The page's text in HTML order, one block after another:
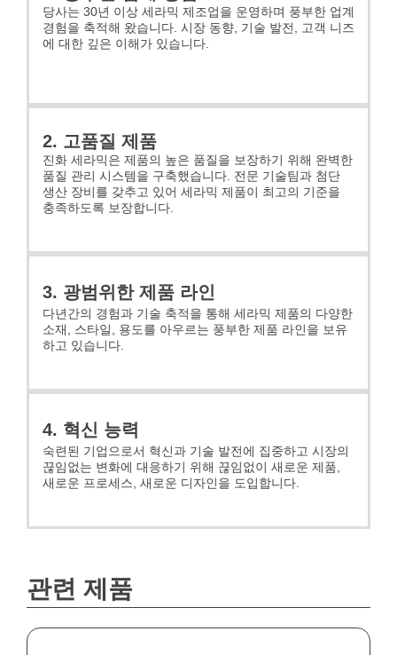
당사는 30년 이상 세라믹 제조업을 운영하며 풍부한 업계
경험을 축적해 왔습니다. 시장 동향, 기술 발전, 고객 니즈
에 대한 깊은 이해가 있습니다.
2. 고품질 제품
진화 세라믹은 제품의 높은 품질을 보장하기 위해 완벽한
품질 관리 시스템을 구축했습니다. 전문 기술팀과 첨단
생산 장비를 갖추고 있어 세라믹 제품이 최고의 기준을
충족하도록 보장합니다.
3. 광범위한 제품 라인
다년간의 경험과 기술 축적을 통해 세라믹 제품의 다양한
소재, 스타일, 용도를 아우르는 풍부한 제품 라인을 보유
하고 있습니다.
4. 혁신 능력
숙련된 기업으로서 혁신과 기술 발전에 집중하고 시장의
끊임없는 변화에 대응하기 위해 끊임없이 새로운 제품,
새로운 프로세스, 새로운 디자인을 도입합니다.
관련 제품